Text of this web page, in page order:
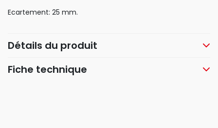
Ecartement: 25 mm.
Détails du produit
Fiche technique